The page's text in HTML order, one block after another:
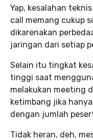
Yap, kesalahan
call memang cukup
dikarenakan
jaringan dari setiap
Selain itu tingkat
tinggi saat
melakukan meeting
ketimbang jika
dengan jumlah
Tidak heran, deh,